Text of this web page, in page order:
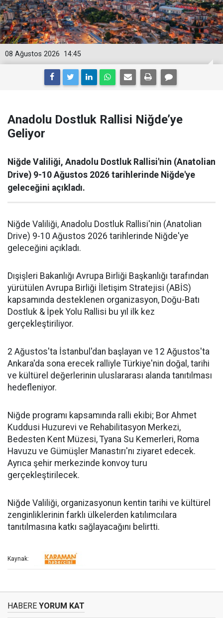
14:45
08 Ağustos 2026
Anadolu Dostluk Rallisi Niğde’ye
Geliyor
Niğde Valiliği, Anadolu Dostluk Rallisi'nin (Anatolian
Drive) 9-10 Ağustos 2026 tarihlerinde Niğde'ye
geleceğini açıkladı.
Niğde Valiliği, Anadolu Dostluk Rallisi'nin (Anatolian
Drive) 9-10 Ağustos 2026 tarihlerinde Niğde'ye
geleceğini açıkladı.
Dışişleri Bakanlığı Avrupa Birliği Başkanlığı tarafından
yürütülen Avrupa Birliği İletişim Stratejisi (ABİS)
kapsamında desteklenen organizasyon, Doğu-Batı
Dostluk & İpek Yolu Rallisi bu yıl ilk kez
gerçekleştiriliyor.
2 Ağustos'ta İstanbul'dan başlayan ve 12 Ağustos'ta
Ankara'da sona erecek ralliyle Türkiye'nin doğal, tarihi
ve kültürel değerlerinin uluslararası alanda tanıtılması
hedefleniyor.
Niğde programı kapsamında ralli ekibi; Bor Ahmet
Kuddusi Huzurevi ve Rehabilitasyon Merkezi,
Bedesten Kent Müzesi, Tyana Su Kemerleri, Roma
Havuzu ve Gümüşler Manastırı'nı ziyaret edecek.
Ayrıca şehir merkezinde konvoy turu
gerçekleştirilecek.
Niğde Valiliği, organizasyonun kentin tarihi ve kültürel
zenginliklerinin farklı ülkelerden katılımcılara
tanıtılmasına katkı sağlayacağını belirtti.
Kaynak:
HABERE YORUM KAT